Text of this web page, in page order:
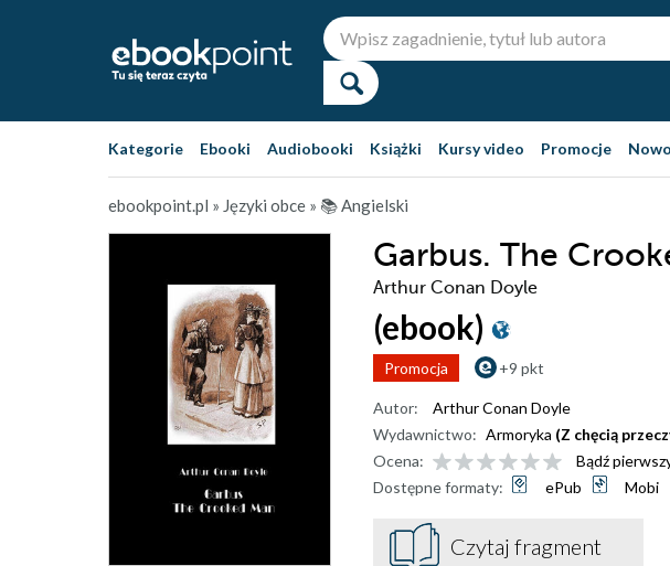
Kategorie Ebooki Audiobooki Książki Kursy video Promocje
ebookpoint.pl » Języki obce » 📚 Angielski
Garbus. The
Arthur Conan Doyle
(ebook)
Promocja +9 pkt
Autor:
Arthur Conan Doyle
Wydawnictwo: Armoryka (Z chęcią
Ocena:
Bądź
Dostępne formaty:
ePub Mobi
Czytaj fragment